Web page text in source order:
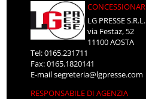
LG PRESSE S.R.L.
via Festaz, 52
11100 AOSTA
Tel: 0165.231711
Fax: 0165.1820141
E-mailsegreteria@lgpresse.com
RESPONSABILE DI AGENZIA